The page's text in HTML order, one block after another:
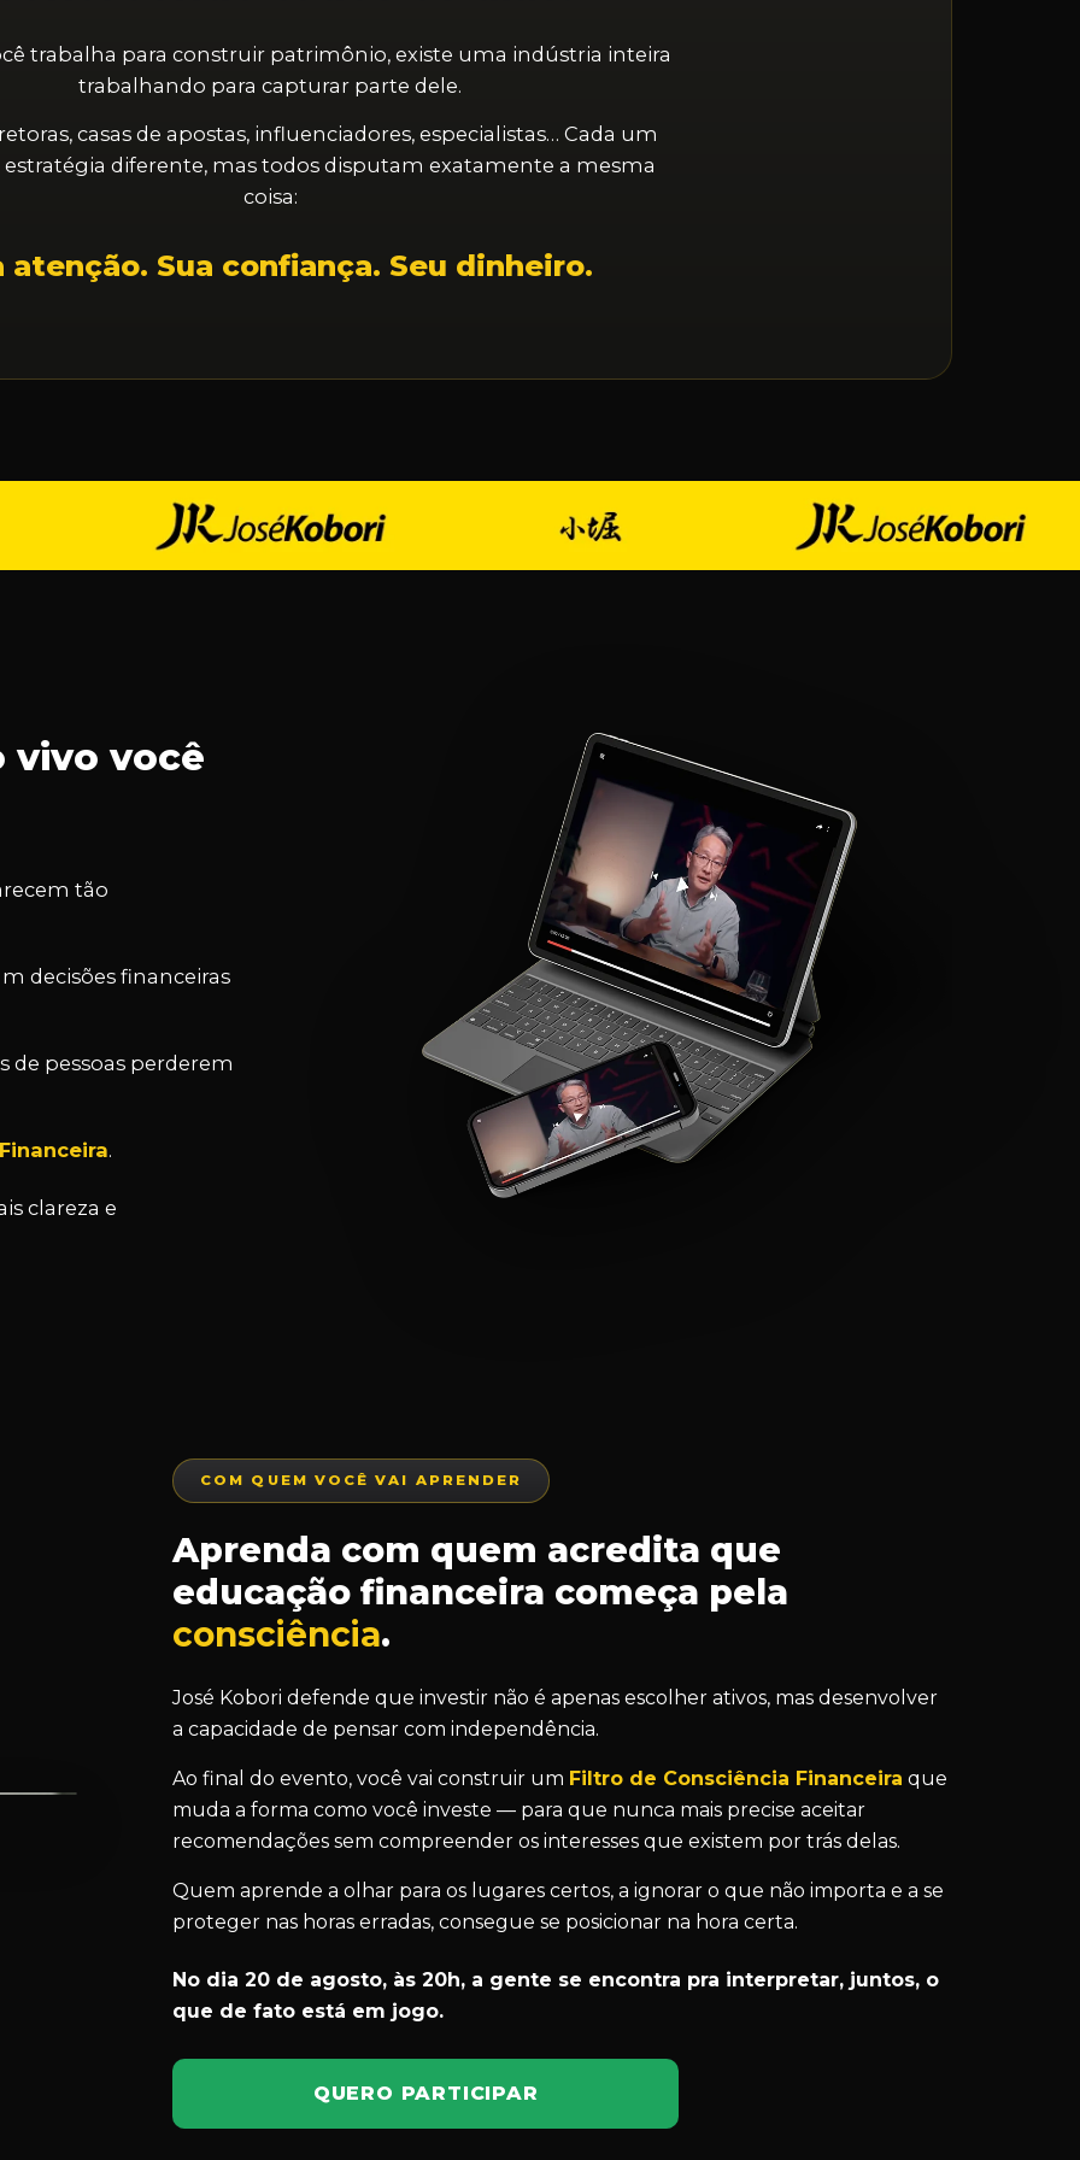
trabalha para construir patrimônio, existe uma indústria inteira
trabalhando para capturar parte dele.
casas de apostas, influenciadores, especialistas… Cada um
diferente, mas todos disputam exatamente a mesma
coisa:
atenção. Sua confiança. Seu dinheiro.
vivo você
tão
decisões financeiras
de pessoas perderem
.
clareza e
COM QUEM VOCÊ VAI APRENDER
Aprenda com quem acredita que
educação financeira começa pela
consciência.
José Kobori defende que investir não é apenas escolher ativos, mas desenvolver
a capacidade de pensar com independência.
Ao final do evento, você vai construir um Filtro de Consciência Financeira que
muda a forma como você investe — para que nunca mais precise aceitar
recomendações sem compreender os interesses que existem por trás delas.
Quem aprende a olhar para os lugares certos, a ignorar o que não importa e a se
proteger nas horas erradas, consegue se posicionar na hora certa.
No dia 20 de agosto, às 20h, a gente se encontra pra interpretar, juntos, o
que de fato está em jogo.
QUERO PARTICIPAR